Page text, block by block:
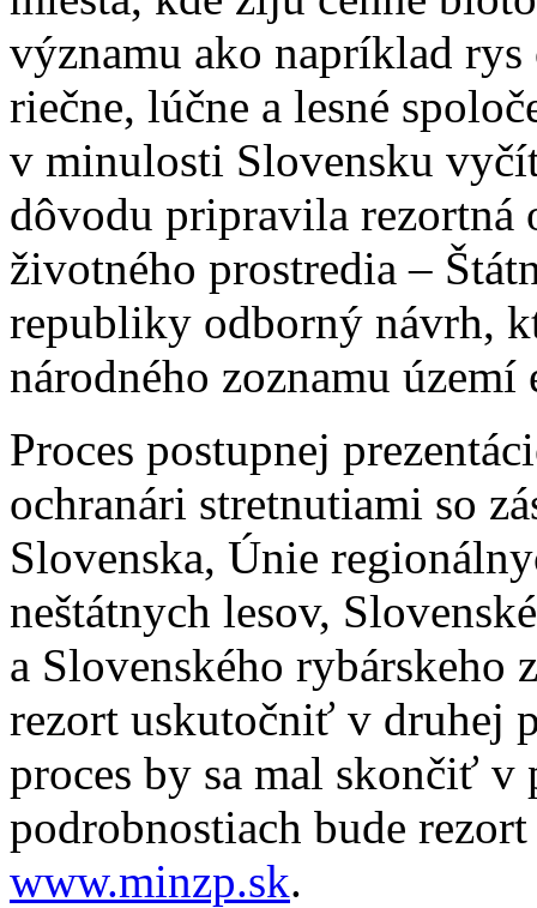
významu ako napríklad
riečne, lúčne a lesné
v minulosti Slovensku
dôvodu pripravila rezortná
životného prostredia –
republiky odborný návrh,
národného zoznamu
Proces postupnej
ochranári stretnutiami so
Slovenska, Únie
neštátnych lesov,
a Slovenského rybárskeho
rezort uskutočniť v druhej
proces by sa mal skončiť
podrobnostiach bude
www.minzp.sk.